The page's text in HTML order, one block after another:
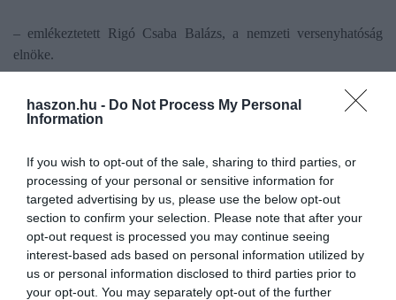
haszon.hu - Do Not Process My Personal
Information
If you wish to opt-out of the sale, sharing to third parties, or
processing of your personal or sensitive information for
targeted advertising by us, please use the below opt-out
section to confirm your selection. Please note that after your
opt-out request is processed you may continue seeing
interest-based ads based on personal information utilized by
us or personal information disclosed to third parties prior to
your opt-out. You may separately opt-out of the further
– emlékeztetett Rigó Csaba Balázs, a nemzeti versenyhatóság
elnöke.
A GVH Versenytanácsa a hiányos kötelezettségteljesítés miatt 3
millió forint versenyfelügyeleti bírságot szabott ki a Product of the
hogy a vállalkozás elismerte a mulasztást, az „Év Terméke" díj
pedig – a franchise külföldi jogtulajdonosának elhatározásából –
ma már nincs jelen a hazai piacon. A nemzeti versenyhatóság
figyelembe vette azt is, hogy a cég kkv-nak minősül, a
járványhelyzet pedig kedvezőtlenül érintette, így részletfizetést
biztosított a bírság befizetésére.